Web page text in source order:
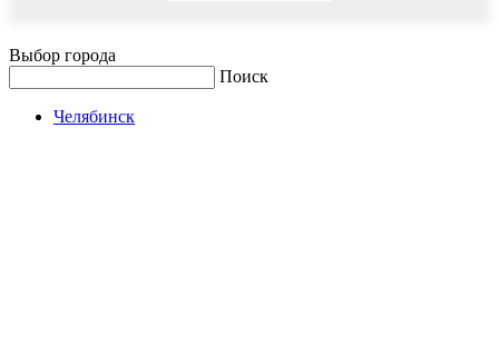
Выбор города
Поиск
Челябинск